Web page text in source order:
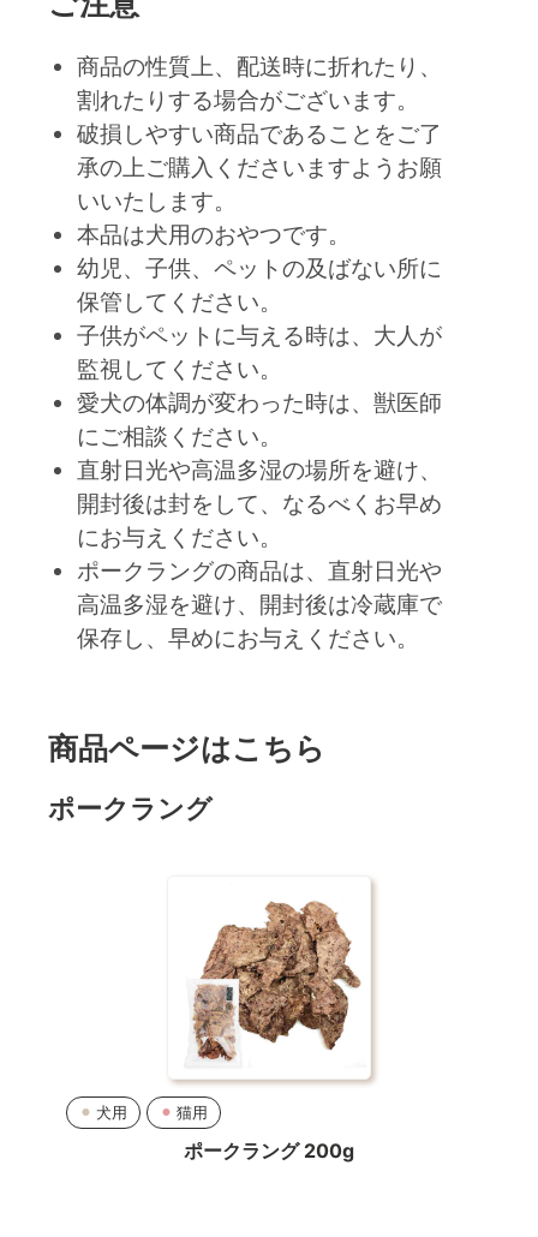
商品の性質上、配送時に折れたり、
割れたりする場合がございます。
破損しやすい商品であることをご了
承の上ご購入くださいますようお願
いいたします。
本品は犬用のおやつです。
幼児、子供、ペットの及ばない所に
保管してください。
子供がペットに与える時は、大人が
監視してください。
愛犬の体調が変わった時は、獣医師
にご相談ください。
直射日光や高温多湿の場所を避け、
開封後は封をして、なるべくお早め
にお与えください。
ポークラングの商品は、直射日光や
高温多湿を避け、開封後は冷蔵庫で
保存し、早めにお与えください。
商品ページはこちら
ポークラング
犬用 猫用
ポークラング 200g